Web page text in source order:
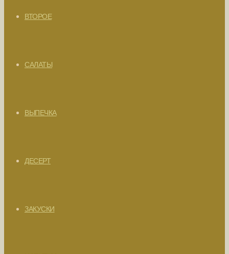
ВТОРОЕ
САЛАТЫ
ВЫПЕЧКА
ДЕСЕРТ
ЗАКУСКИ